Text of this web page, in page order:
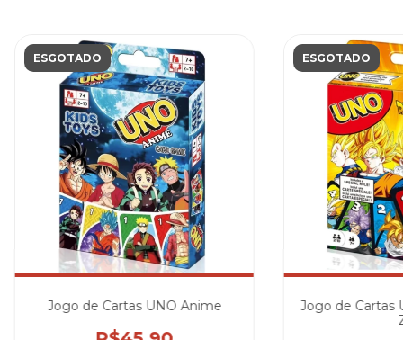
ESGOTADO
Jogo de Cartas UNO Anime
ESGOTADO
Jogo de Cartas